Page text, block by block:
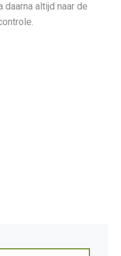
daarna altijd naar de